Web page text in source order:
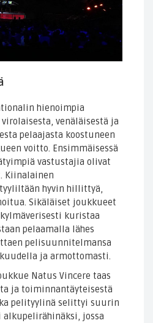
hienoimpia
venäläisestä ja
pelaajasta koostuneen
voitto. Ensimmäisessä
vastustajia olivat
Kiinalainen
hyvin hillittyä,
Sikäläiset joukkueet
kuristaa
pelaamalla lähes
pelisuunnitelmansa
ja armottomasti.
Natus Vincere taas
ja toiminnantäyteisestä
pelityylinä selittyi suurin
jossa